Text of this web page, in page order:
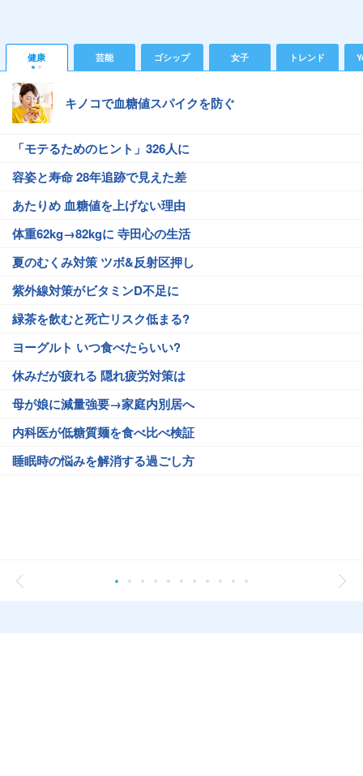
健康 芸能 ゴシップ 女子 トレンド
キノコで血糖値スパイクを防ぐ
「モテるためのヒント」326人に
容姿と寿命 28年追跡で見えた差
あたりめ 血糖値を上げない理由
体重62kg→82kgに 寺田心の生活
夏のむくみ対策 ツボ&反射区押し
紫外線対策がビタミンD不足に
緑茶を飲むと死亡リスク低まる?
ヨーグルト いつ食べたらいい?
休みだが疲れる 隠れ疲労対策は
母が娘に減量強要→家庭内別居へ
内科医が低糖質麺を食べ比べ検証
睡眠時の悩みを解消する過ごし方